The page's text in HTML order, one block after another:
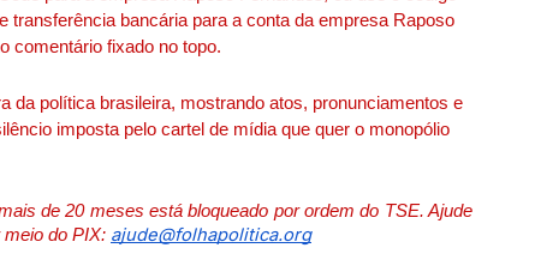
transferência bancária para a conta da empresa Raposo
comentário fixado no topo.
da política brasileira, mostrando atos, pronunciamentos e
imposta pelo cartel de mídia que quer o monopólio
de 20 meses está bloqueado por ordem do TSE. Ajude
meio do PIX: ajude@folhapolitica.org